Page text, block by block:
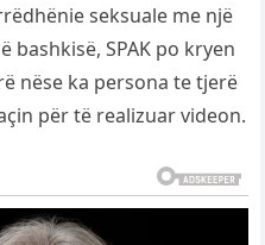
seksuale me një
bashkisë, SPAK po kryen
nëse ka persona te tjerë
për të realizuar videon.